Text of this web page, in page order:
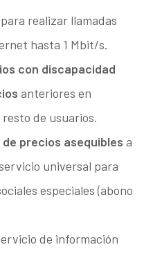
para realizar llamadas
hasta 1 Mbit/s.
con discapacidad
anteriores en
de usuarios.
precios asequibles a
universal para
especiales (abono
de información